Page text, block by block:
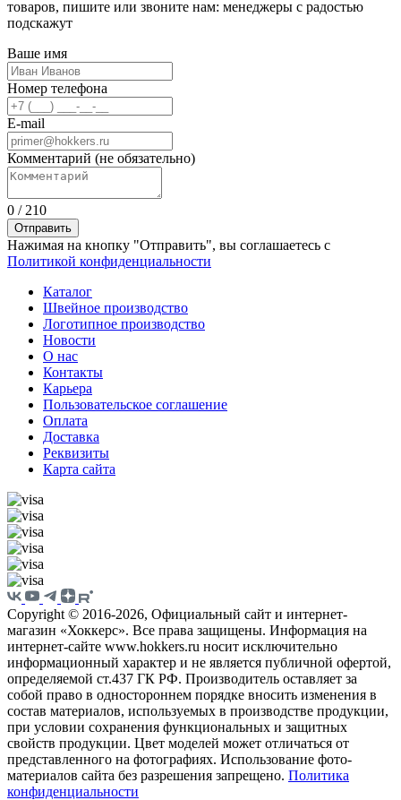
товаров, пишите или звоните нам: менеджеры с радостью
подскажут
Ваше имя
Номер телефона
E-mail
Комментарий (не обязательно)
0 / 210
Отправить
Нажимая на кнопку "Отправить", вы соглашаетесь с
Политикой конфиденциальности
Каталог
Швейное производство
Логотипное производство
Новости
О нас
Контакты
Карьера
Пользовательское соглашение
Оплата
Доставка
Реквизиты
Карта сайта
Copyright © 2016-2026, Официальный сайт и интернет-
магазин «Хоккерс». Все права защищены. Информация на
интернет-сайте www.hokkers.ru носит исключительно
информационный характер и не является публичной офертой,
определяемой ст.437 ГК РФ. Производитель оставляет за
собой право в одностороннем порядке вносить изменения в
состав материалов, используемых в производстве продукции,
при условии сохранения функциональных и защитных
свойств продукции. Цвет моделей может отличаться от
представленного на фотографиях. Использование фото-
материалов сайта без разрешения запрещено. Политика
конфиденциальности